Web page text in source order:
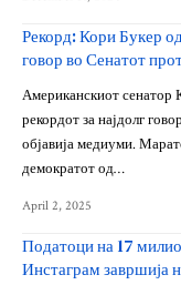
Рекорд: Кори Букер
говор во Сенатот
Американскиот сенатор
рекордот за најдолг
објавија медиуми.
демократот од…
April 2, 2025
Податоци на 17
Инстаграм завршија